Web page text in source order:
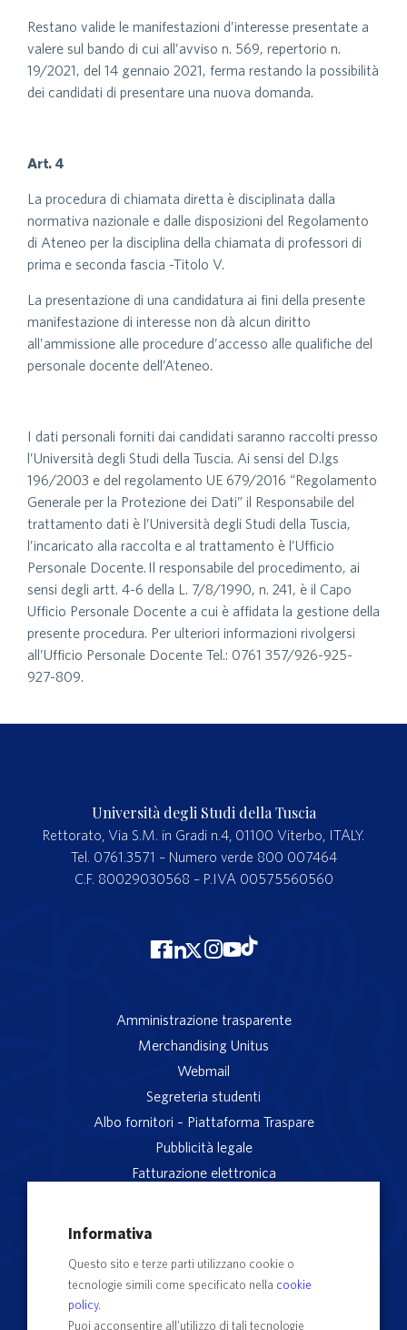
Restano valide le manifestazioni d’interesse presentate a
valere sul bando di cui all’avviso n. 569, repertorio n.
19/2021, del 14 gennaio 2021, ferma restando la possibilità
dei candidati di presentare una nuova domanda.
Art. 4
La procedura di chiamata diretta è disciplinata dalla
normativa nazionale e dalle disposizioni del Regolamento
di Ateneo per la disciplina della chiamata di professori di
prima e seconda fascia -Titolo V.
La presentazione di una candidatura ai fini della presente
manifestazione di interesse non dà alcun diritto
all’ammissione alle procedure d’accesso alle qualifiche del
personale docente dell’Ateneo.
I dati personali forniti dai candidati saranno raccolti presso
l’Università degli Studi della Tuscia. Ai sensi del D.lgs
196/2003 e del regolamento UE 679/2016 “Regolamento
Generale per la Protezione dei Dati” il Responsabile del
trattamento dati è l’Università degli Studi della Tuscia,
l’incaricato alla raccolta e al trattamento è l’Ufficio
Personale Docente. Il responsabile del procedimento, ai
sensi degli artt. 4-6 della L. 7/8/1990, n. 241, è il Capo
Ufficio Personale Docente a cui è affidata la gestione della
presente procedura. Per ulteriori informazioni rivolgersi
all’Ufficio Personale Docente Tel.: 0761 357/926-925-
927-809.
Università degli Studi della Tuscia
Rettorato, Via S.M. in Gradi n.4, 01100 Viterbo, ITALY.
Tel. 0761.3571 – Numero verde 800 007464
C.F. 80029030568 – P.IVA 00575560560
Amministrazione trasparente
Merchandising Unitus
Webmail
Segreteria studenti
Albo fornitori – Piattaforma Traspare
Pubblicità legale
Fatturazione elettronica
Servizio reclami
Sedi e Poli
Informativa
Questo sito e terze parti utilizzano cookie o
tecnologie simili come specificato nella cookie
policy.
Puoi acconsentire all’utilizzo di tali tecnologie